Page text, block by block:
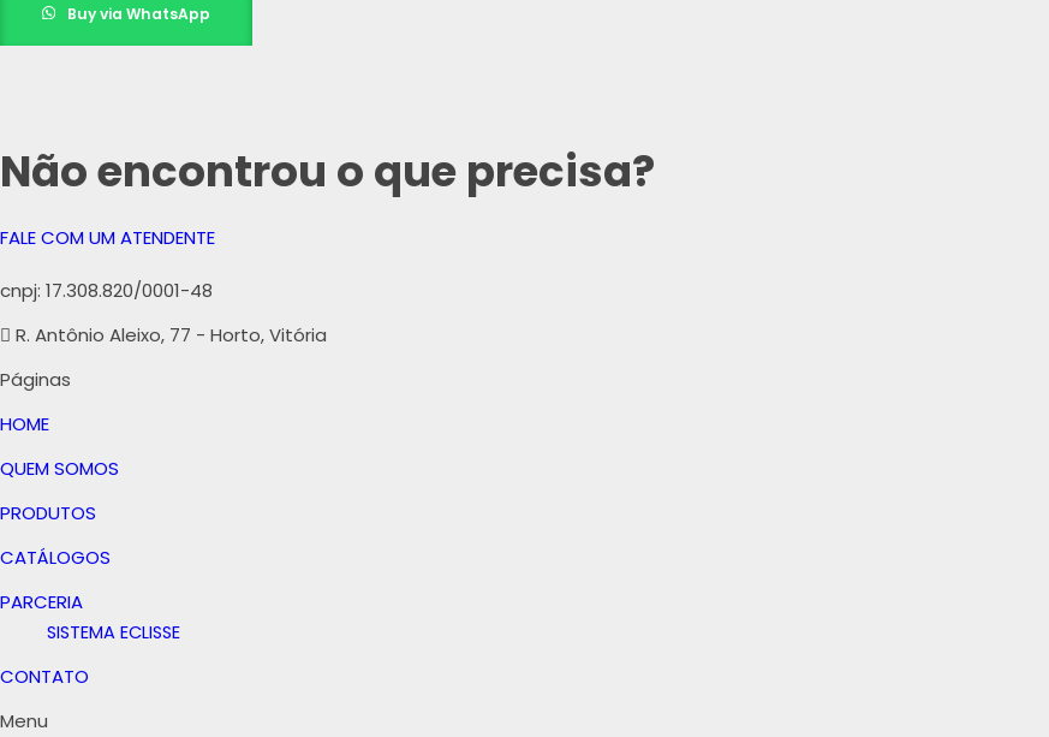
Buy via WhatsApp
Não encontrou o que precisa?
FALE COM UM ATENDENTE
cnpj: 17.308.820/0001-48
R. Antônio Aleixo, 77 - Horto, Vitória
Páginas
HOME
QUEM SOMOS
PRODUTOS
CATÁLOGOS
PARCERIA
SISTEMA ECLISSE
CONTATO
Menu